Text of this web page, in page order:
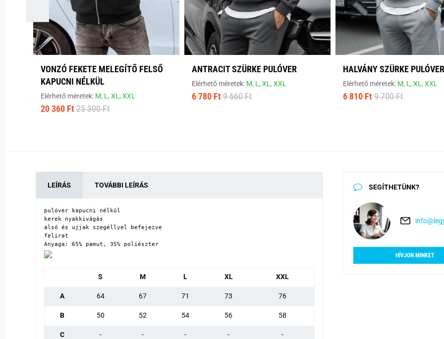
VONZÓ FEKETE MELEGÍTŐ FELSŐ
KAPUCNI NÉLKÜL
Elérhető méretek: M, L,XL,XXL
20 360 Ft 25 300 Ft
ANTRACIT SZÜRKE PULÓVER
Elérhető méretek: M, L,XL,XXL
6 780 Ft 9 660 Ft
HALVÁNY SZÜRKE PULÓVER
Elérhető méretek: M, L,XL,XXL
6 810 Ft 9 700 Ft
LEÍRÁS TOVÁBBI LEÍRÁS
pulóver kapucni nélkül
kerek nyakkivágás
alsó és ujjak szegéllyel befejezve
felirat
Anyaga: 65% pamut, 35% poliészter
S M L XL XXL
A 64 67 71 73 76
B 50 52 54 56 58
C - - - - -
SEGÍTHETÜNK?
HÍVJON MINKET